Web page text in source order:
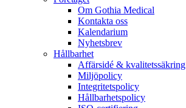
Om Gothia Medical
Kontakta oss
Kalendarium
Nyhetsbrev
Hållbarhet
Affärsidé & kvalitetssäkring
Miljöpolicy
Integritetspolicy
Hållbarhetspolicy